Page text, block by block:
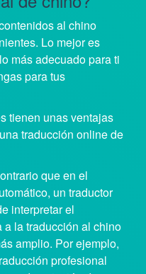
al chino
Lo mejor es
más adecuado para ti
para tus
tienen unas ventajas
traducción online de
que en el
un traductor
interpretar el
a la traducción al chino
amplio. Por ejemplo,
profesional